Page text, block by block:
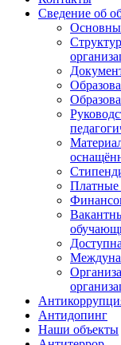
Сведение об
Платные
Антидопинг
Наши объекты